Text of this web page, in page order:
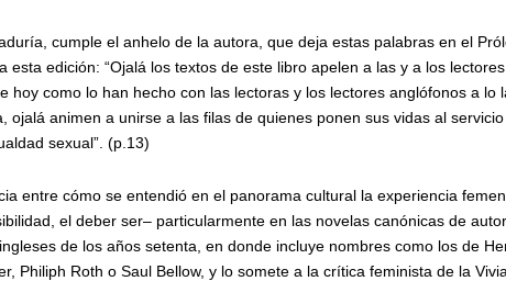
cumple el anhelo de la autora, que deja estas palabras en el
esta edición: “Ojalá los textos de este libro apelen a las y a los lectores
hoy como lo han hecho con las lectoras y los lectores anglófonos a lo
ojalá animen a unirse a las filas de quienes ponen sus vidas al
sexual”. (p.13)
entre cómo se entendió en el panorama cultural la experiencia
el deber ser– particularmente en las novelas canónicas de
de los años setenta, en donde incluye nombres como los de
Philiph Roth o Saul Bellow, y lo somete a la crítica feminista de la